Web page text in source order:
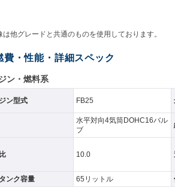
他グレードと共通のものを使用しております。
費・性能・詳細スペック
ン・燃料系
ン型式 FB25
水平対向4気筒DOHC16バル
ブ
10.0
ンク容量 65リットル